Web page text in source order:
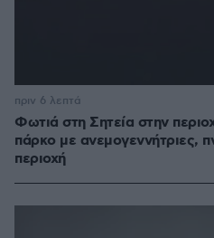
Φωτιά στη Σητεία στην
πάρκο με ανεμογεννήτριες,
περιοχή
πριν 6 λεπτά